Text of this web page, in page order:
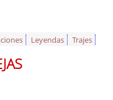
Leyendas Trajes